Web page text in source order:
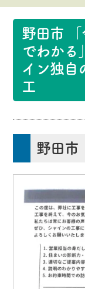
野田市
でわかる
イン独自
工
野田